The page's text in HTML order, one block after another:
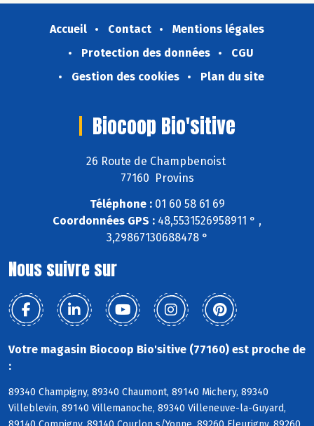
Accueil Contact
Mentions légales
Protection des données
CGU
Gestion des cookies
Plan du site
Biocoop Bio'sitive
26 Route de Champbenoist
77160 Provins
Téléphone :01 60 58 61 69
Coordonnées GPS : 48,5531526958911 ° ,
3,29867130688478 °
Nous suivre sur
Votre magasin Biocoop Bio'sitive (77160) est proche de
:
89340 Champigny, 89340 Chaumont, 89140 Michery, 89340
Villeblevin, 89140 Villemanoche, 89340 Villeneuve-la-Guyard,